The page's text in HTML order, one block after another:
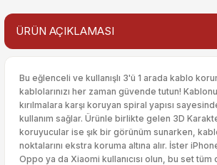
ÜRÜN AÇIKLAMASI
Bu eğlenceli ve kullanışlı 3'ü 1 arada kablo
kablolarınızı her zaman güvende tutun!
kırılmalara karşı koruyan spiral yapısı
kullanım sağlar. Ürünle birlikte gelen 3D
koruyucular ise şık bir görünüm sunarken,
noktalarını ekstra koruma altına alır. İster
Oppo ya da Xiaomi kullanıcısı olun, bu set tüm